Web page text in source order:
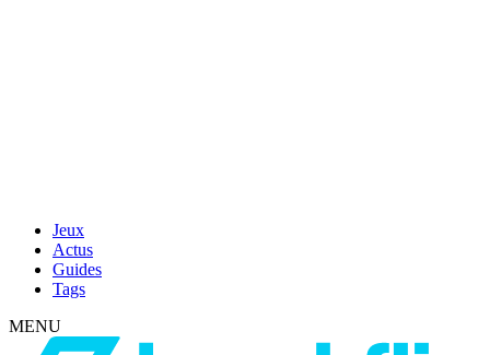
Jeux
Actus
Guides
Tags
MENU